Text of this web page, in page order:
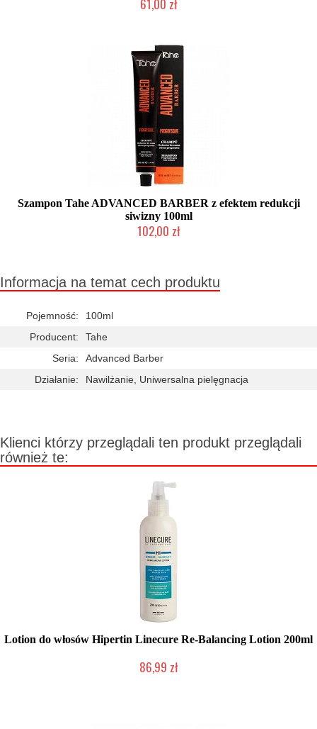
61,00 zł
Szampon Tahe ADVANCED BARBER z efektem redukcji
siwizny 100ml
102,00 zł
Informacja na temat cech produktu
Pojemność:
100ml
Producent:
Tahe
Seria:
Advanced Barber
Działanie:
Nawilżanie, Uniwersalna pielęgnacja
Klienci którzy przeglądali ten produkt przeglądali
również te:
Lotion do włosów Hipertin Linecure Re-Balancing Lotion 200ml
86,99 zł